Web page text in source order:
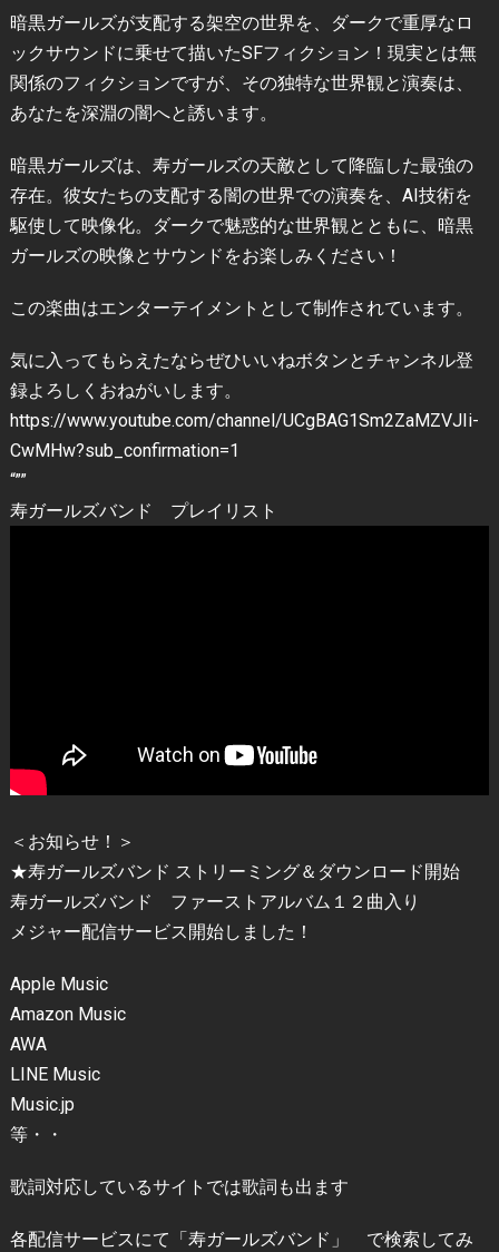
暗黒ガールズが支配する架空の世界を、ダークで重厚なロ
ックサウンドに乗せて描いたSFフィクション！現実とは無
関係のフィクションですが、その独特な世界観と演奏は、
あなたを深淵の闇へと誘います。
暗黒ガールズは、寿ガールズの天敵として降臨した最強の
存在。彼女たちの支配する闇の世界での演奏を、AI技術を
駆使して映像化。ダークで魅惑的な世界観とともに、暗黒
ガールズの映像とサウンドをお楽しみください！
この楽曲はエンターテイメントとして制作されています。
気に入ってもらえたならぜひいいねボタンとチャンネル登
録よろしくおねがいします。
https://www.youtube.com/channel/UCgBAG1Sm2ZaMZVJIi-
CwMHw?sub_confirmation=1
“””
寿ガールズバンド プレイリスト
＜お知らせ！＞
★寿ガールズバンド ストリーミング＆ダウンロード開始
寿ガールズバンド ファーストアルバム１２曲入り
メジャー配信サービス開始しました！
Apple Music
Amazon Music
AWA
LINE Music
Music.jp
等・・
歌詞対応しているサイトでは歌詞も出ます
各配信サービスにて「寿ガールズバンド」 で検索してみ